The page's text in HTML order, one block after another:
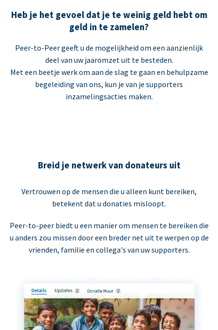
Heb je het gevoel dat je te weinig geld hebt om
geld in te zamelen?
Peer-to-Peer geeft u de mogelijkheid om een aanzienlijk
deel van uw jaaromzet uit te besteden.
Met een beetje werk om aan de slag te gaan en behulpzame
begeleiding van ons, kun je van je supporters
inzamelingsacties maken.
Breid je netwerk van donateurs uit
Vertrouwen op de mensen die u alleen kunt bereiken,
betekent dat u donaties misloopt.
Peer-to-peer biedt u een manier om mensen te bereiken die
u anders zou missen door een breder net uit te werpen op de
vrienden, familie en collega's van uw supporters.